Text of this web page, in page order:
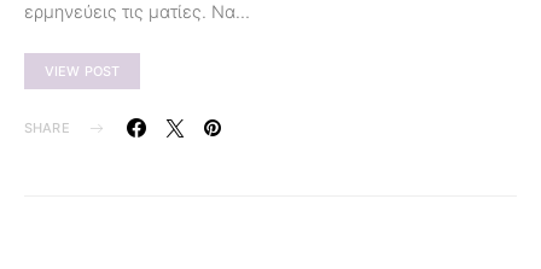
ερμηνεύεις τις ματίες. Να…
VIEW POST
SHARE